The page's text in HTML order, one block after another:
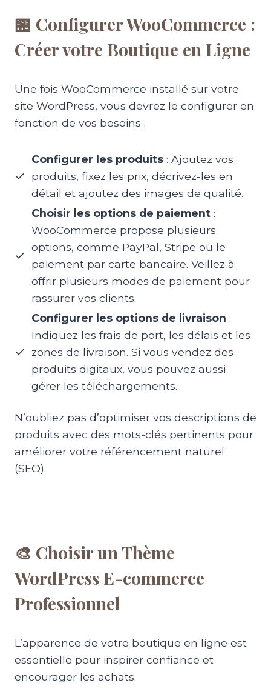
🏪 Configurer WooCommerce :
Créer votre Boutique en Ligne
Une fois WooCommerce installé sur votre
site WordPress, vous devrez le configurer en
fonction de vos besoins :
Configurer les produits: Ajoutez vos
produits, fixez les prix, décrivez-les en
détail et ajoutez des images de qualité.
Choisir les options de paiement:
WooCommerce propose plusieurs
options, comme PayPal, Stripe ou le
paiement par carte bancaire. Veillez à
offrir plusieurs modes de paiement pour
rassurer vos clients.
Configurer les options de livraison :
Indiquez les frais de port, les délais et les
zones de livraison. Si vous vendez des
produits digitaux, vous pouvez aussi
gérer les téléchargements.
N’oubliez pas d’optimiser vos descriptions de
produits avec des mots-clés pertinents pour
améliorer votre référencement naturel
(SEO).
🎨 Choisir un Thème
WordPress E-commerce
Professionnel
L’apparence de votre boutique en ligne est
essentielle pour inspirer confiance et
encourager les achats.